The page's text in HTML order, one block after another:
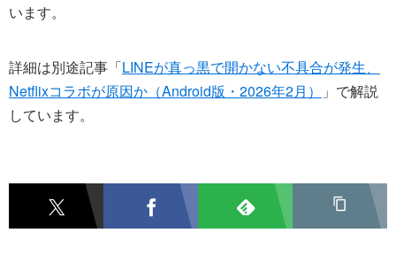
います。
詳細は別途記事「LINEが真っ黒で開かない不具合が発生、
Netflixコラボが原因か（Android版・2026年2月）
」で解説
しています。